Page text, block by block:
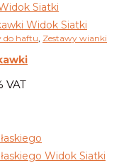
Siatki
Widok Siatki
do haftu, Zestawy wianki
VAT
Widok Siatki